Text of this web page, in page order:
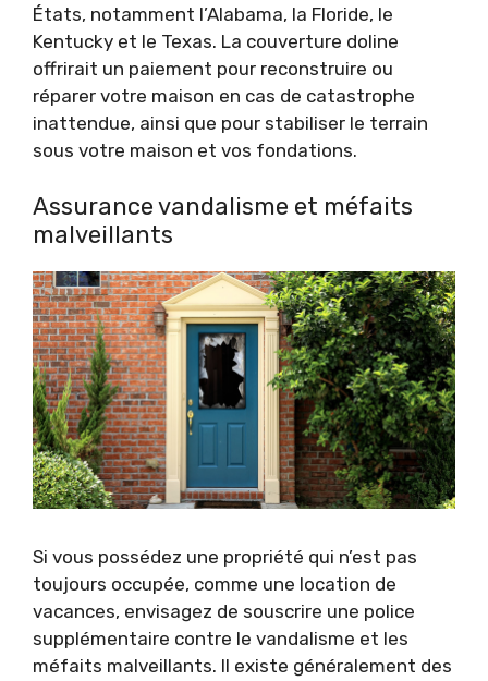
États, notamment l’Alabama, la Floride, le
Kentucky et le Texas. La couverture doline
offrirait un paiement pour reconstruire ou
réparer votre maison en cas de catastrophe
inattendue, ainsi que pour stabiliser le terrain
sous votre maison et vos fondations.
Assurance vandalisme et méfaits
malveillants
Si vous possédez une propriété qui n’est pas
toujours occupée, comme une location de
vacances, envisagez de souscrire une police
supplémentaire contre le vandalisme et les
méfaits malveillants. Il existe généralement des